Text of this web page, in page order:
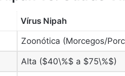
Vírus Nipah
Zoonótica (Morcegos/
Alta ($40\%$ a $75\%$)